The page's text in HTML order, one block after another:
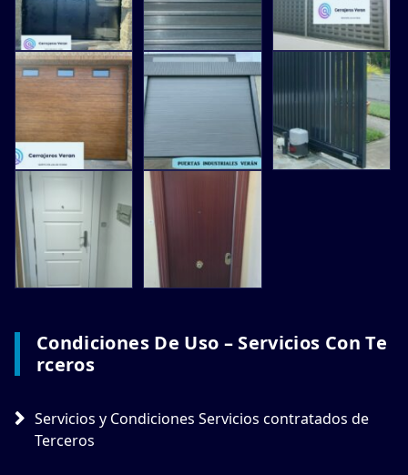
Condiciones De Uso – Servicios Con Te
Rceros
Servicios y Condiciones Servicios contratados de
Terceros